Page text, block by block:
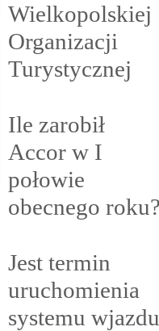
Wielkopolskiej
Organizacji
Turystycznej
Ile zarobił
Accor w I
połowie
obecnego
Jest termin
uruchomienia
systemu wjazdu